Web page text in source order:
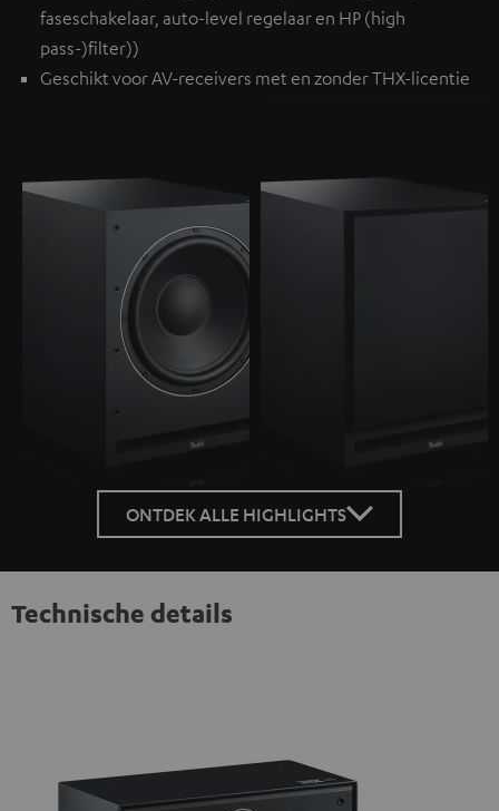
faseschakelaar, auto-level regelaar en HP (high
pass-)filter))
Geschikt voor AV-receivers met en zonder THX-licentie
ONTDEK ALLE HIGHLIGHTS
Technische details